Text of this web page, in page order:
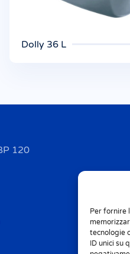
Per fornire
tecnologie
ID unici su
Dolly 36 L
120